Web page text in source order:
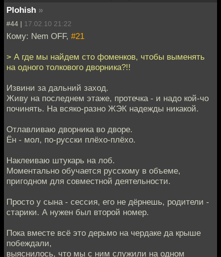
Plohish »
#44 | 17.02.10 21:22
Кому: Nem OFF, #21
> А где мы найдем сто фоменков, чтобы выменять
на одного толкового дворника?!!
Извини за дальний заход.
Живу на последнем этаже, протечка - и надо кой-чо
починять. На всяко-разно ЖЭК надежды никакой.
Отлавливаю дворника во дворе.
Ён - мол, по-русски плёхо-плёхо.
Наклеиваю штукарь на лоб.
Моментально обучается русскому в объеме,
пригодном для совместной деятельности.
Просто у сына - сессия, его не дёрнешь, родители -
старики. А нужен был второй номер.
Пока вместе всё это дерьмо на чердаке да крыше
побеждали,
выяснилось, что мы с ним служили на одном